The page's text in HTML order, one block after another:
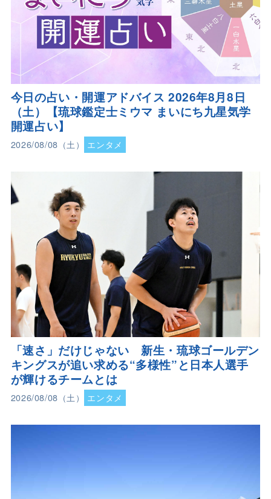
今日の占い・開運アドバイス 2026年8月8日
（土）【琉球鑑定士ミウマ まいにち九星気学
開運占い】
2026/08/08（土） エンタメ
「速さ」だけじゃない 新生・琉球ゴールデン
キングスが追い求める“多様性”と日本人選手
が輝けるチームとは
2026/08/08（土） エンタメ